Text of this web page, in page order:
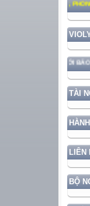
TƯỞNG, ĐẠO ĐỨC, PHONG
ĐẤT NƯỚC GẮN VỚI BẢO VỆ
TÀI
LIÊN
BỘ